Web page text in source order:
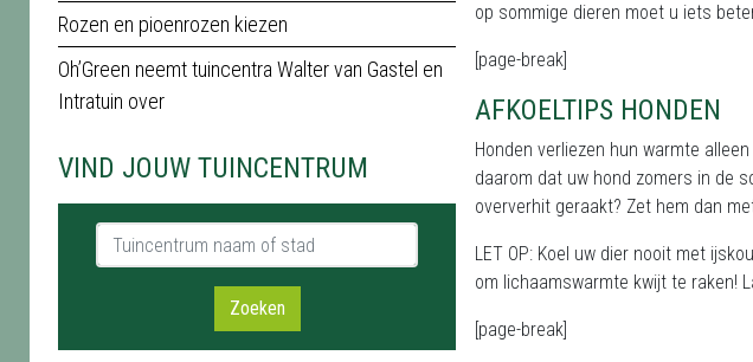
Rozen en pioenrozen kiezen
Oh’Green neemt tuincentra Walter van Gastel en
Intratuin over
VIND JOUW TUINCENTRUM
Tuincentrum naam of stad
Zoeken
op sommige dieren moet u iets
[page-break]
AFKOELTIPS HONDEN
Honden verliezen hun warmte
daarom dat uw hond zomers in de
oververhit geraakt? Zet hem dan
LET OP: Koel uw dier nooit met
om lichaamswarmte kwijt te raken!
[page-break]